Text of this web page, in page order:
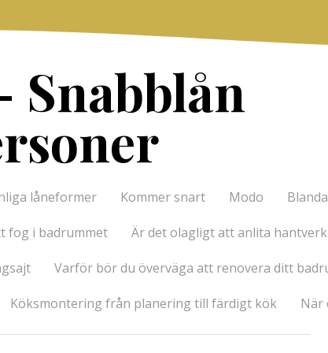
Snabblån
låneformer Kommer snart Modo
fog i badrummet Är det olagligt att anlita
Varför bör du överväga att renovera ditt
Köksmontering från planering till färdigt kök När